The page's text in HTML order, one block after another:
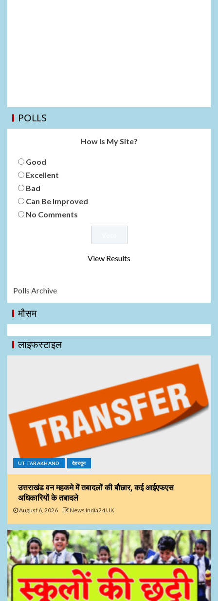
POLLS
How Is My Site?
Good
Excellent
Bad
Can Be Improved
No Comments
View Results
Polls Archive
मौसम
लाइफस्टाइल
UTTARAKHAND देहरादून
उत्तराखंड वन महकमे में तबादलों की बौछार, कई आईएफएस
अधिकारियों के तबादले
August 6, 2026 News India24 UK